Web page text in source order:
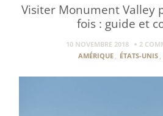
Visiter Monument Valley
fois : guide et
10 NOVEMBRE 2018
2
AMÉRIQUE
ÉTATS-UNIS